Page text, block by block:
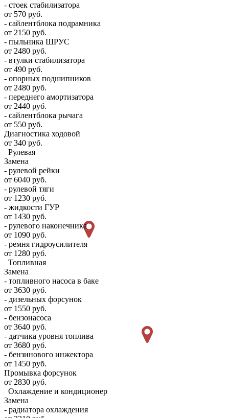
- стоек стабилизатора
от 570 руб.
- сайлентблока подрамника
от 2150 руб.
- пыльника ШРУС
от 2480 руб.
- втулки стабилизатора
от 490 руб.
- опорных подшипников
от 2480 руб.
- переднего амортизатора
от 2440 руб.
- сайлентблока рычага
от 550 руб.
Диагностика ходовой
от 340 руб.
Рулевая
Замена
- рулевой рейки
от 6040 руб.
- рулевой тяги
от 1230 руб.
- жидкости ГУР
от 1430 руб.
- рулевого наконечника
от 1090 руб.
- ремня гидроусилителя
от 1280 руб.
Топливная
Замена
- топливного насоса в баке
от 3630 руб.
- дизельных форсунок
от 1550 руб.
- бензонасоса
от 3640 руб.
- датчика уровня топлива
от 3680 руб.
- бензинового инжектора
от 1450 руб.
Промывка форсунок
от 2830 руб.
Охлаждение и кондиционер
Замена
- радиатора охлаждения